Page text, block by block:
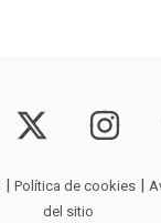
| Política de cookies|
del sitio